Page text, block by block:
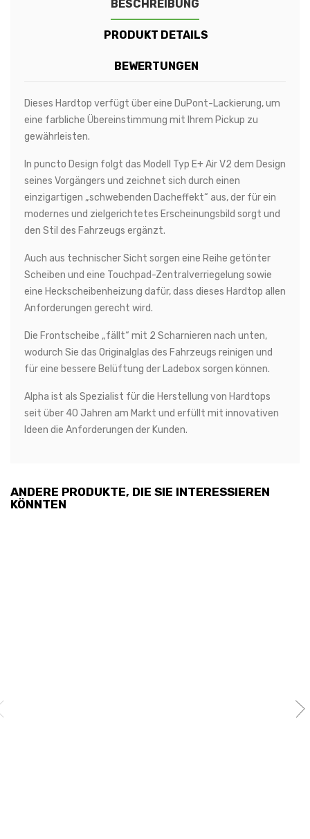
BESCHREIBUNG
PRODUKT DETAILS
BEWERTUNGEN
Dieses Hardtop verfügt über eine DuPont-Lackierung, um
eine farbliche Übereinstimmung mit Ihrem Pickup zu
gewährleisten.
In puncto Design folgt das Modell Typ E+ Air V2 dem Design
seines Vorgängers und zeichnet sich durch einen
einzigartigen „schwebenden Dacheffekt“ aus, der für ein
modernes und zielgerichtetes Erscheinungsbild sorgt und
den Stil des Fahrzeugs ergänzt.
Auch aus technischer Sicht sorgen eine Reihe getönter
Scheiben und eine Touchpad-Zentralverriegelung sowie
eine Heckscheibenheizung dafür, dass dieses Hardtop allen
Anforderungen gerecht wird.
Die Frontscheibe „fällt“ mit 2 Scharnieren nach unten,
wodurch Sie das Originalglas des Fahrzeugs reinigen und
für eine bessere Belüftung der Ladebox sorgen können.
Alpha ist als Spezialist für die Herstellung von Hardtops
seit über 40 Jahren am Markt und erfüllt mit innovativen
Ideen die Anforderungen der Kunden.
ANDERE PRODUKTE, DIE SIE INTERESSIEREN
KÖNNTEN